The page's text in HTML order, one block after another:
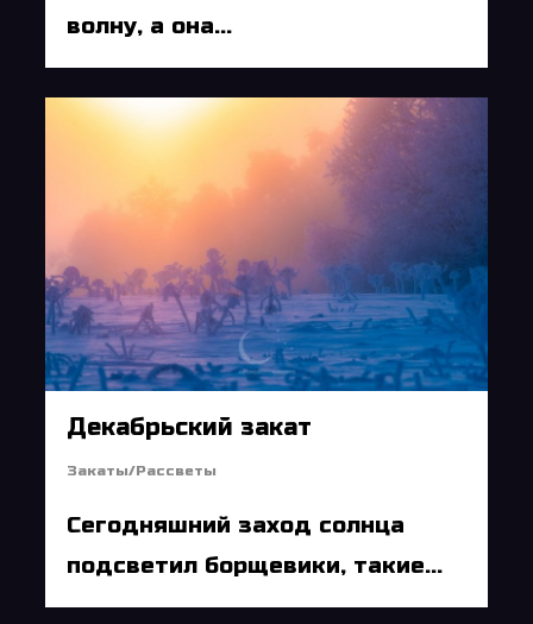
волну, а она...
Декабрьский закат
Закаты/Рассветы
Сегодняшний заход солнца
подсветил борщевики, такие...
5